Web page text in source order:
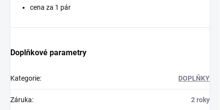
cena za 1 pár
Doplňkové parametry
Kategorie: DOPLŇKY
Záruka: 2 roky